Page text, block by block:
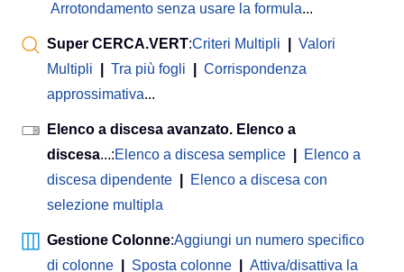
Arrotondamento senza usare la formula...
Super CERCA.VERT:Criteri Multipli
Valori
Multipli
Tra più fogli
Corrispondenza
approssimativa...
Elenco a discesa avanzato. Elenco a
discesa...:Elenco a discesa semplice
Elenco a
discesa dipendente
Elenco a discesa con
selezione multipla
Gestione Colonne:Aggiungi un numero specifico
di colonne
Sposta colonne
Attiva/disattiva la